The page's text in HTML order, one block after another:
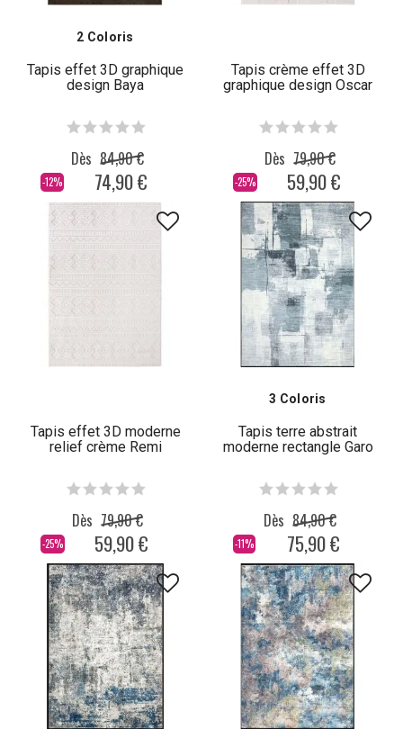
2 Coloris
Tapis effet 3D graphique
design Baya
-12%
Dès 84,90 €
74,90 €
Tapis crème effet 3D
graphique design Oscar
-25%
Dès 79,90 €
59,90 €
Tapis effet 3D moderne
relief crème Remi
-25%
Dès 79,90 €
59,90 €
3 Coloris
Tapis terre abstrait
moderne rectangle Garo
-11%
Dès 84,90 €
75,90 €